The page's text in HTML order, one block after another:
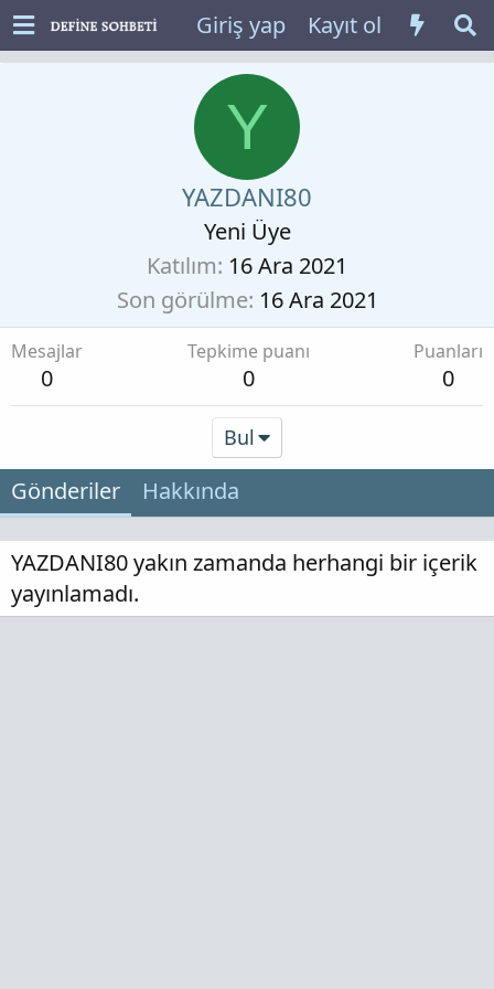
Giriş yap Kayıt ol
Y
YAZDANI80
Yeni Üye
Katılım 16 Ara 2021
Son görülme 16 Ara 2021
Mesajlar
0
Tepkime puanı
0
Puanları
0
Bul
Gönderiler Hakkında
YAZDANI80 yakın zamanda herhangi bir içerik
yayınlamadı.